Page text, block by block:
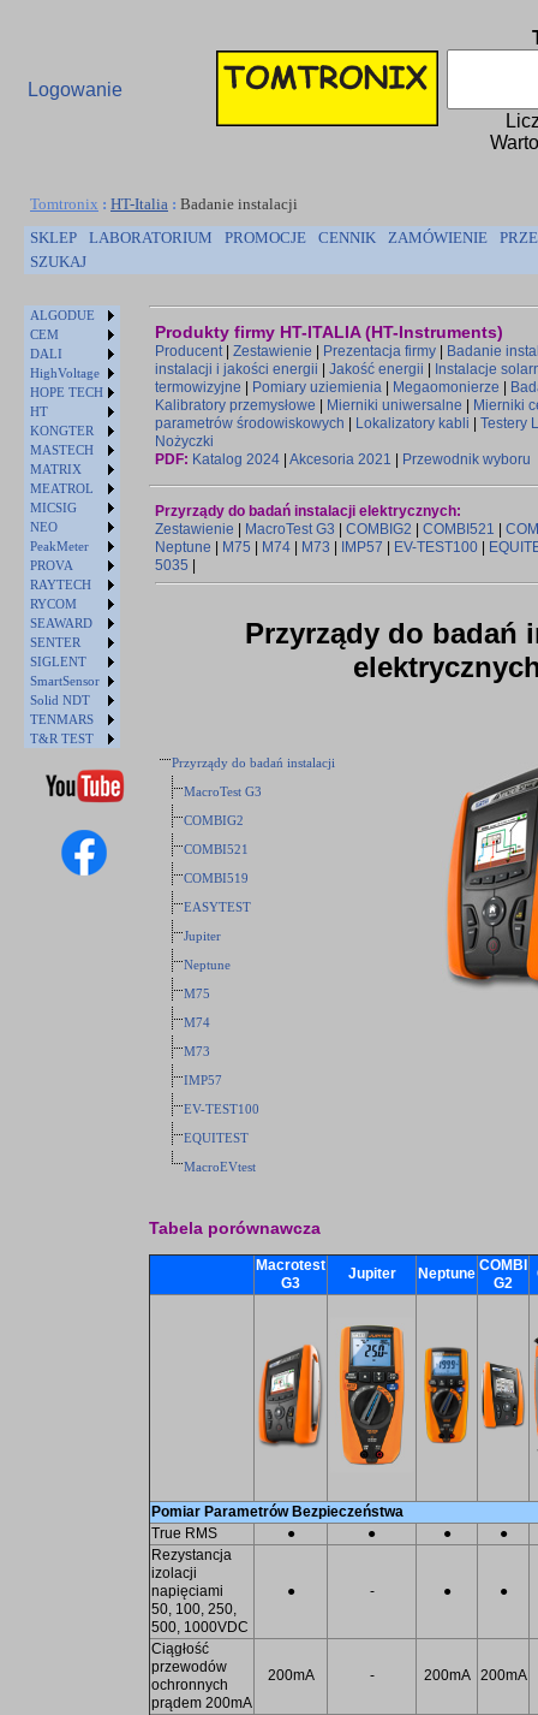
Logowanie
Tomtronix : HT-Italia : Badanie instalacji
SKLEP
LABORATORIUM PROMOCJE CENNIK ZAMÓWIENIE
SZUKAJ
ALGODUE
CEM
DALI
HighVoltage
HOPE TECH
HT
KONGTER
MASTECH
MATRIX
MEATROL
MICSIG
NEO
PeakMeter
PROVA
RAYTECH
RYCOM
SEAWARD
SENTER
SIGLENT
SmartSensor
Solid NDT
TENMARS
T&R TEST
Produkty firmy HT-ITALIA (HT-Instruments)
Producent| Zestawienie Prezentacja firmy
Badanie
instalacji i jakości energii
Jakość energii
Instalacje
termowizyjne
Pomiary uziemienia Megaomonierze
Kalibratory przemysłowe
Mierniki uniwersalne
Mierniki
parametrów środowiskowych
Lokalizatory kabli
Testery
Nożyczki
PDF: Katalog 2024 Akcesoria 2021 Przewodnik wyboru
Przyrządy do badań instalacji elektrycznych:
Zestawienie
MacroTest G3 COMBIG2 COMBI521
Neptune
M75 M74 M73 IMP57 EV-TEST100
5035
Przyrządy do badań
Przyrządy do badań instalacji
MacroTest G3
COMBIG2
COMBI521
COMBI519
EASYTEST
Jupiter
Neptune
M75
M74
M73
IMP57
EV-TEST100
EQUITEST
MacroEVtest
Tabela porównawcza
Macrotest
G3
Jupiter Neptune COMBI
G2
Pomiar Parametrów Bezpieczeństwa
True RMS
● ● ●
●
Rezystancja
izolacji
napięciami
50, 100, 250,
500, 1000VDC
● - ● ●
Ciągłość
przewodów
ochronnych
prądem 200mA
200mA - 200mA 200mA